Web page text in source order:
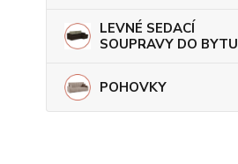
LEVNÉ SEDACÍ
SOUPRAVY DO BYTU
POHOVKY